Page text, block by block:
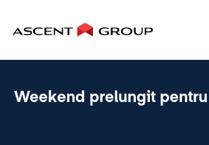
Weekend prelungit